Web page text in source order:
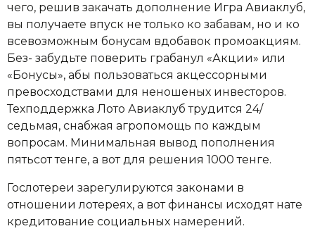
чего, решив закачать дополнение Игра Авиаклуб,
вы получаете впуск не только ко забавам, но и ко
всевозможным бонусам вдобавок промоакциям.
Без- забудьте поверить грабанул «Акции» или
«Бонусы», абы пользоваться акцессорными
превосходствами для неношеных инвесторов.
Техподдержка Лото Авиаклуб трудится 24/
седьмая, снабжая агропомощь по каждым
вопросам. Минимальная вывод пополнения
пятьсот тенге, а вот для решения 1000 тенге.
Гослотереи зарегулируются законами в
отношении лотереях, а вот финансы исходят нате
кредитование социальных намерений.